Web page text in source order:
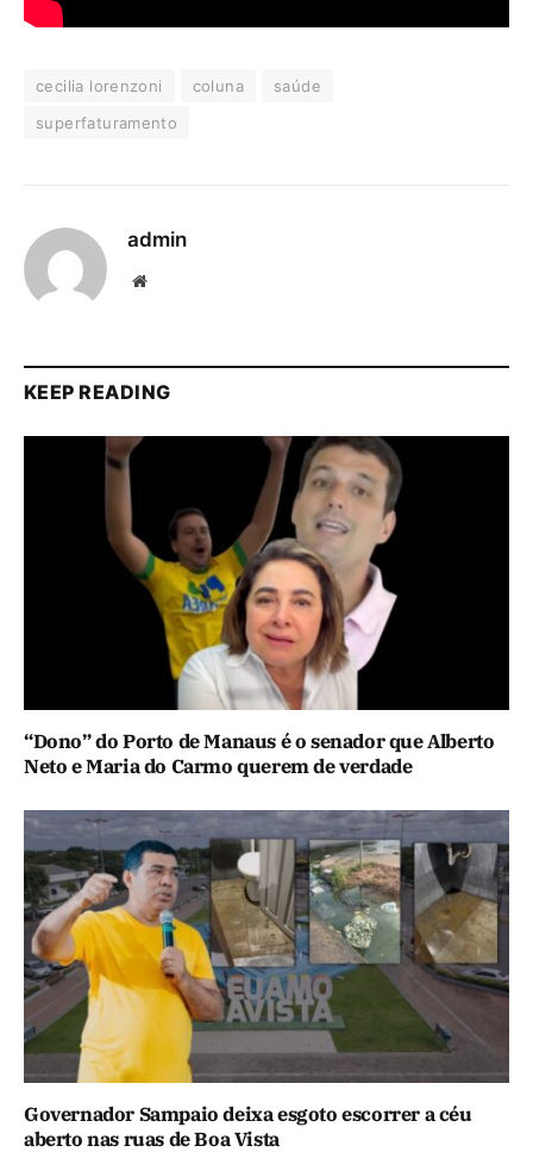
cecilia lorenzoni coluna
saúde
superfaturamento
admin
Website
KEEP READING
“Dono” do Porto de Manaus é o senador que Alberto
Neto e Maria do Carmo querem de verdade
Governador Sampaio deixa esgoto escorrer a céu
aberto nas ruas de Boa Vista